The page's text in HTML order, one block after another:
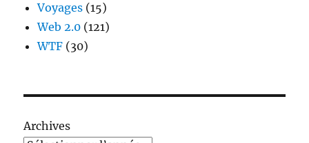
Voyages (15)
Web 2.0 (121)
WTF (30)
Archives